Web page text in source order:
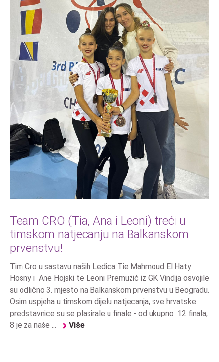
Team CRO (Tia, Ana i Leoni) treći u
timskom natjecanju na Balkanskom
prvenstvu!
Tim Cro u sastavu naših Ledica Tie Mahmoud El Haty
Hosny i Ane Hojski te Leoni Premužić iz GK Vindija osvojile
su odlično 3. mjesto na Balkanskom prvenstvu u Beogradu.
Osim uspjeha u timskom dijelu natjecanja, sve hrvatske
predstavnice su se plasirale u finale - od ukupno 12 finala,
8 je za naše ...
Više